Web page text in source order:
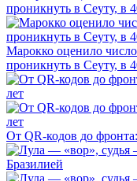
Марокко оценило
проникнуть в Сеуту, в
От QR-кодов до